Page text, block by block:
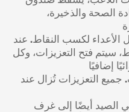
الصحة والذخيرة،
الأعداء لكسب النقاط. عند
سيتم فتح التعزيزات، وكل
التعزيزات تُزال عند
الصيد أيضًا إلى غرف